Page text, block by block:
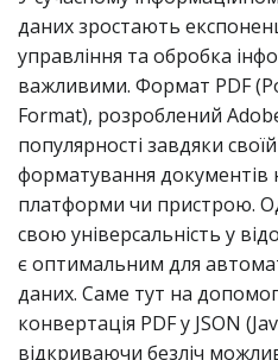
даних зростають
управління та обробка
важливими. Формат PDF
Format), розроблений
популярності завдяки
форматування документів
платформи чи пристрою.
свою універсальність у
є оптимальним для
даних. Саме тут на
конвертація PDF у JSON
відкриваючи безліч